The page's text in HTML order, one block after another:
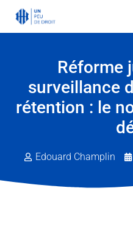
Réforme
surveillance
rétention : le
Edouard Champlin